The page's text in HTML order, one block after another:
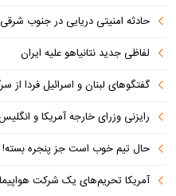
حادثه امنیتی دریایی در جنوب
لفاظی جدید نتانیاهو علیه ایران
گفتگوهای لبنان و اسرائیل فردا از
رایزنی وزرای خارجه آمریکا و
حال تیم خوب است جز پنجره بسته!
آمریکا تحریم‌های یک شرکت